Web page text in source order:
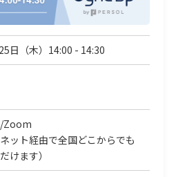
日（木）14:00 - 14:30
Zoom
ネット経由で全国どこからでも
けます）